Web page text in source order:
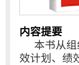
内容提要
本书从
效计划、绩